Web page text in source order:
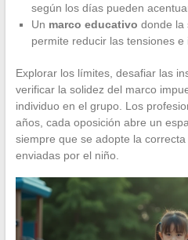
según los días pueden
Un marco educativo donde la
permite reducir las tensiones e
Explorar los límites, desafiar las
verificar la solidez del marco
individuo en el grupo. Los
años, cada oposición abre un
siempre que se adopte la
enviadas por el niño.